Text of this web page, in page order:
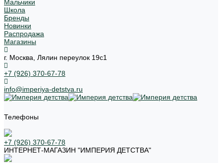
Мальчики
Школа
Бренды
Новинки
Распродажа
Магазины
г. Москва, Лялин переулок 19с1
+7 (926) 370-67-78
info@imperiya-detstva.ru
Телефоны
+7 (926) 370-67-78
ИНТЕРНЕТ-МАГАЗИН "ИМПЕРИЯ ДЕТСТВА"